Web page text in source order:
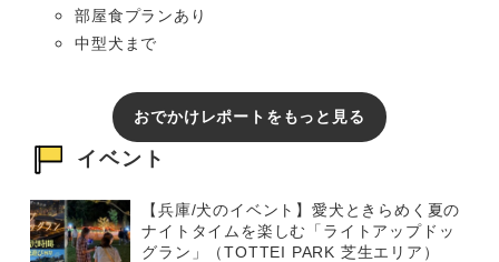
部屋食プランあり
中型犬まで
おでかけレポートをもっと見る
イベント
【兵庫/犬のイベント】愛犬ときらめく夏の
ナイトタイムを楽しむ「ライトアップドッ
グラン」（TOTTEI PARK 芝生エリア）